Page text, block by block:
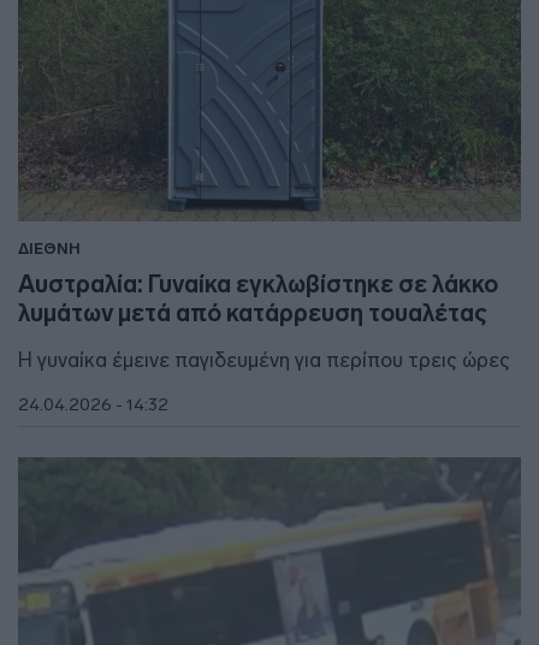
ΔΙΕΘΝΗ
Αυστραλία: Γυναίκα εγκλωβίστηκε σε λάκκο
λυμάτων μετά από κατάρρευση τουαλέτας
Η γυναίκα έμεινε παγιδευμένη για περίπου τρεις ώρες
24.04.2026 - 14:32